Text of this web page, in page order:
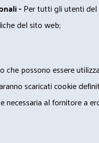
-Per tutti gli utenti
del sito web;
possono essere
scaricati cookie
al fornitore a